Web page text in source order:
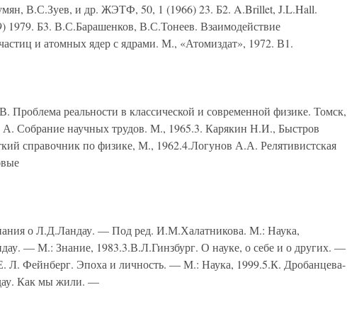
В.С.Зуев, и др. ЖЭТФ, 50, 1 (1966) 23. Б2. A.Brillet, J.L.Hall.
1979. Б3. В.С.Барашенков, В.С.Тонеев. Взаимодействие
и атомных ядер с ядрами. М., «Атомиздат», 1972. В1.
Проблема реальности в классической и современной физике. Томск,
Собрание научных трудов. М., 1965.3. Карякин Н.И., Быстров
справочник по физике, М., 1962.4.Логунов А.А. Релятивистская
о Л.Д.Ландау. — Под ред. И.М.Халатникова. М.: Наука,
— М.: Знание, 1983.3.В.Л.Гинзбург. О науке, о себе и о других. —
Л. Фейнберг. Эпоха и личность. — М.: Наука, 1999.5.К. Дробанцева-
Как мы жили. —